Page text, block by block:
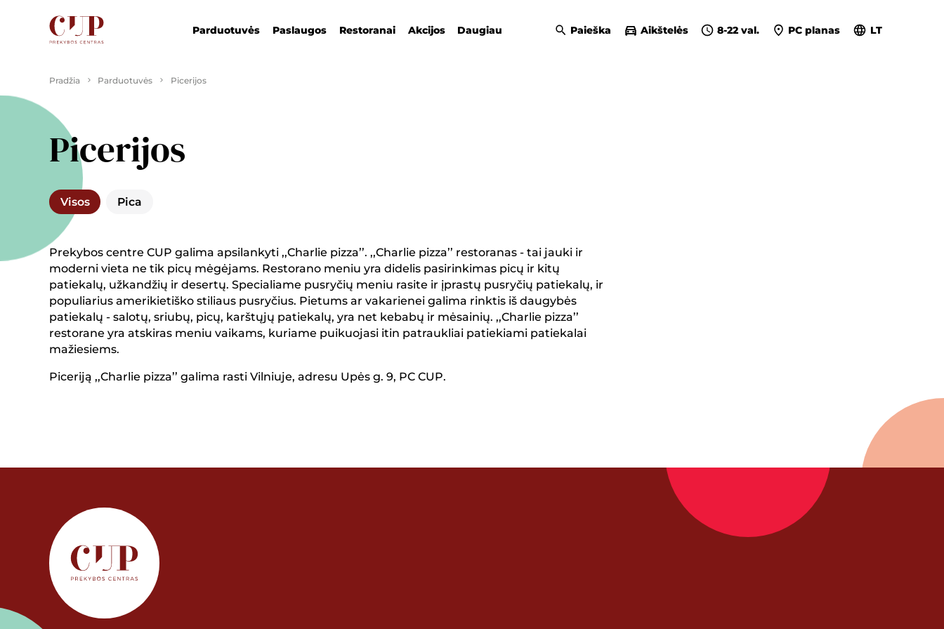
Parduotuvės Paslaugos Restoranai Akcijos Daugiau Paieška Aikštelės 8-22 val. PC planas LT
Pradžia Parduotuvės Picerijos
Picerijos
Visos Pica
Prekybos centre CUP galima apsilankyti ,,Charlie pizza’’. ,,Charlie pizza’’ restoranas - tai jauki ir
moderni vieta ne tik picų mėgėjams. Restorano meniu yra didelis pasirinkimas picų ir kitų
patiekalų, užkandžių ir desertų. Specialiame pusryčių meniu rasite ir įprastų pusryčių patiekalų, ir
populiarius amerikietiško stiliaus pusryčius. Pietums ar vakarienei galima rinktis iš daugybės
patiekalų - salotų, sriubų, picų, karštųjų patiekalų, yra net kebabų ir mėsainių. ,,Charlie pizza’’
restorane yra atskiras meniu vaikams, kuriame puikuojasi itin patraukliai patiekiami patiekalai
mažiesiems.
Piceriją ,,Charlie pizza’’ galima rasti Vilniuje, adresu Upės g. 9, PC CUP.